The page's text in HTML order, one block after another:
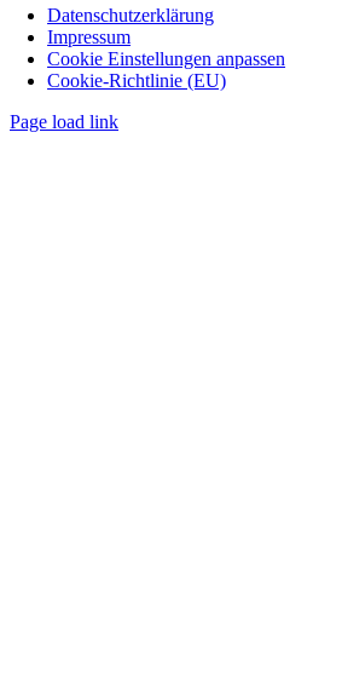
Datenschutzerklärung
Impressum
Cookie Einstellungen anpassen
Cookie-Richtlinie (EU)
Page load link